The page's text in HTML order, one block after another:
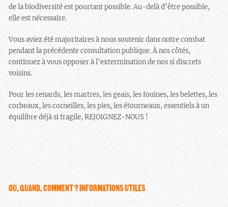
de la biodiversité est pourtant possible. Au-delà d’être possible,
elle est nécessaire.
Vous aviez été majoritaires à nous soutenir dans notre combat
pendant la précédente consultation publique. À nos côtés,
continuez à vous opposer à l’extermination de nos si discrets
voisins.
Pour les renards, les martres, les geais, les fouines, les belettes, les
corbeaux, les corneilles, les pies, les étourneaux, essentiels à un
équilibre déjà si fragile, REJOIGNEZ-NOUS !
OÙ, QUAND, COMMENT ? INFORMATIONS UTILES